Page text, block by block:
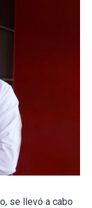
se llevó a cabo